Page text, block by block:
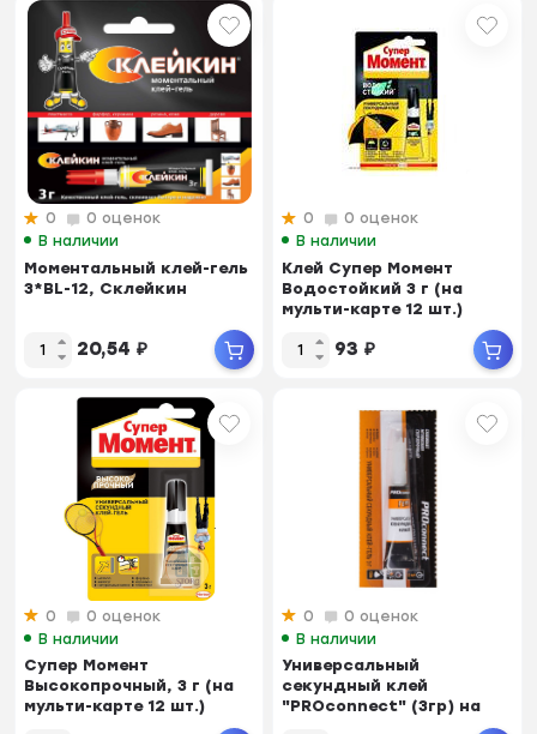
0
0 оценок
В наличии
Моментальный клей-гель
3*BL-12, Склейкин
20,54 ₽
0
0 оценок
В наличии
Клей Супер Момент
Водостойкий 3 г (на
мульти-карте 12 шт.)
93 ₽
0
0 оценок
В наличии
Супер Момент
Высокопрочный, 3 г (на
мульти-карте 12 шт.)
0
0 оценок
В наличии
Универсальный
секундный клей
"PROconnect" (3гр) на